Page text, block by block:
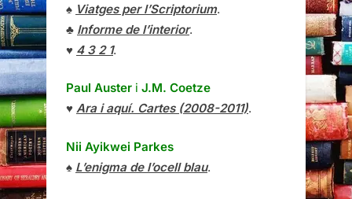
♠ Viatges per l’Scriptorium.
♣ Informe de l’interior.
♥ 4 3 2 1.
Paul Auster i J.M. Coetze
♥ Ara i aquí. Cartes (2008-2011).
Nii Ayikwei Parkes
♠ L’enigma de l’ocell blau.